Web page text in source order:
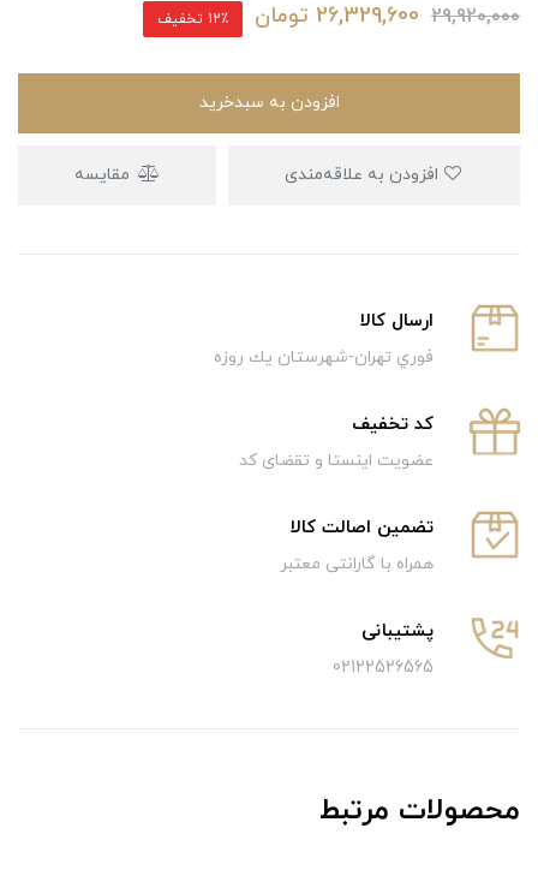
29,920,000
26,329,600 تومان 12٪ تخفیف
افزودن به سبدخرید
مقایسه
ارسال كالا
فوري تهران-شهرستان يك روزه
كد تخفيف
عضویت اینستا و تقضای کد
تضمین اصالت کالا
همراه با گارانتی معتبر
پشتیبانی
02122526565
محصولات مرتبط